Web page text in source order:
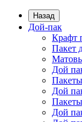
Назад
Дой-пак
Крафт
Пакет
Дой
Дой
Дой